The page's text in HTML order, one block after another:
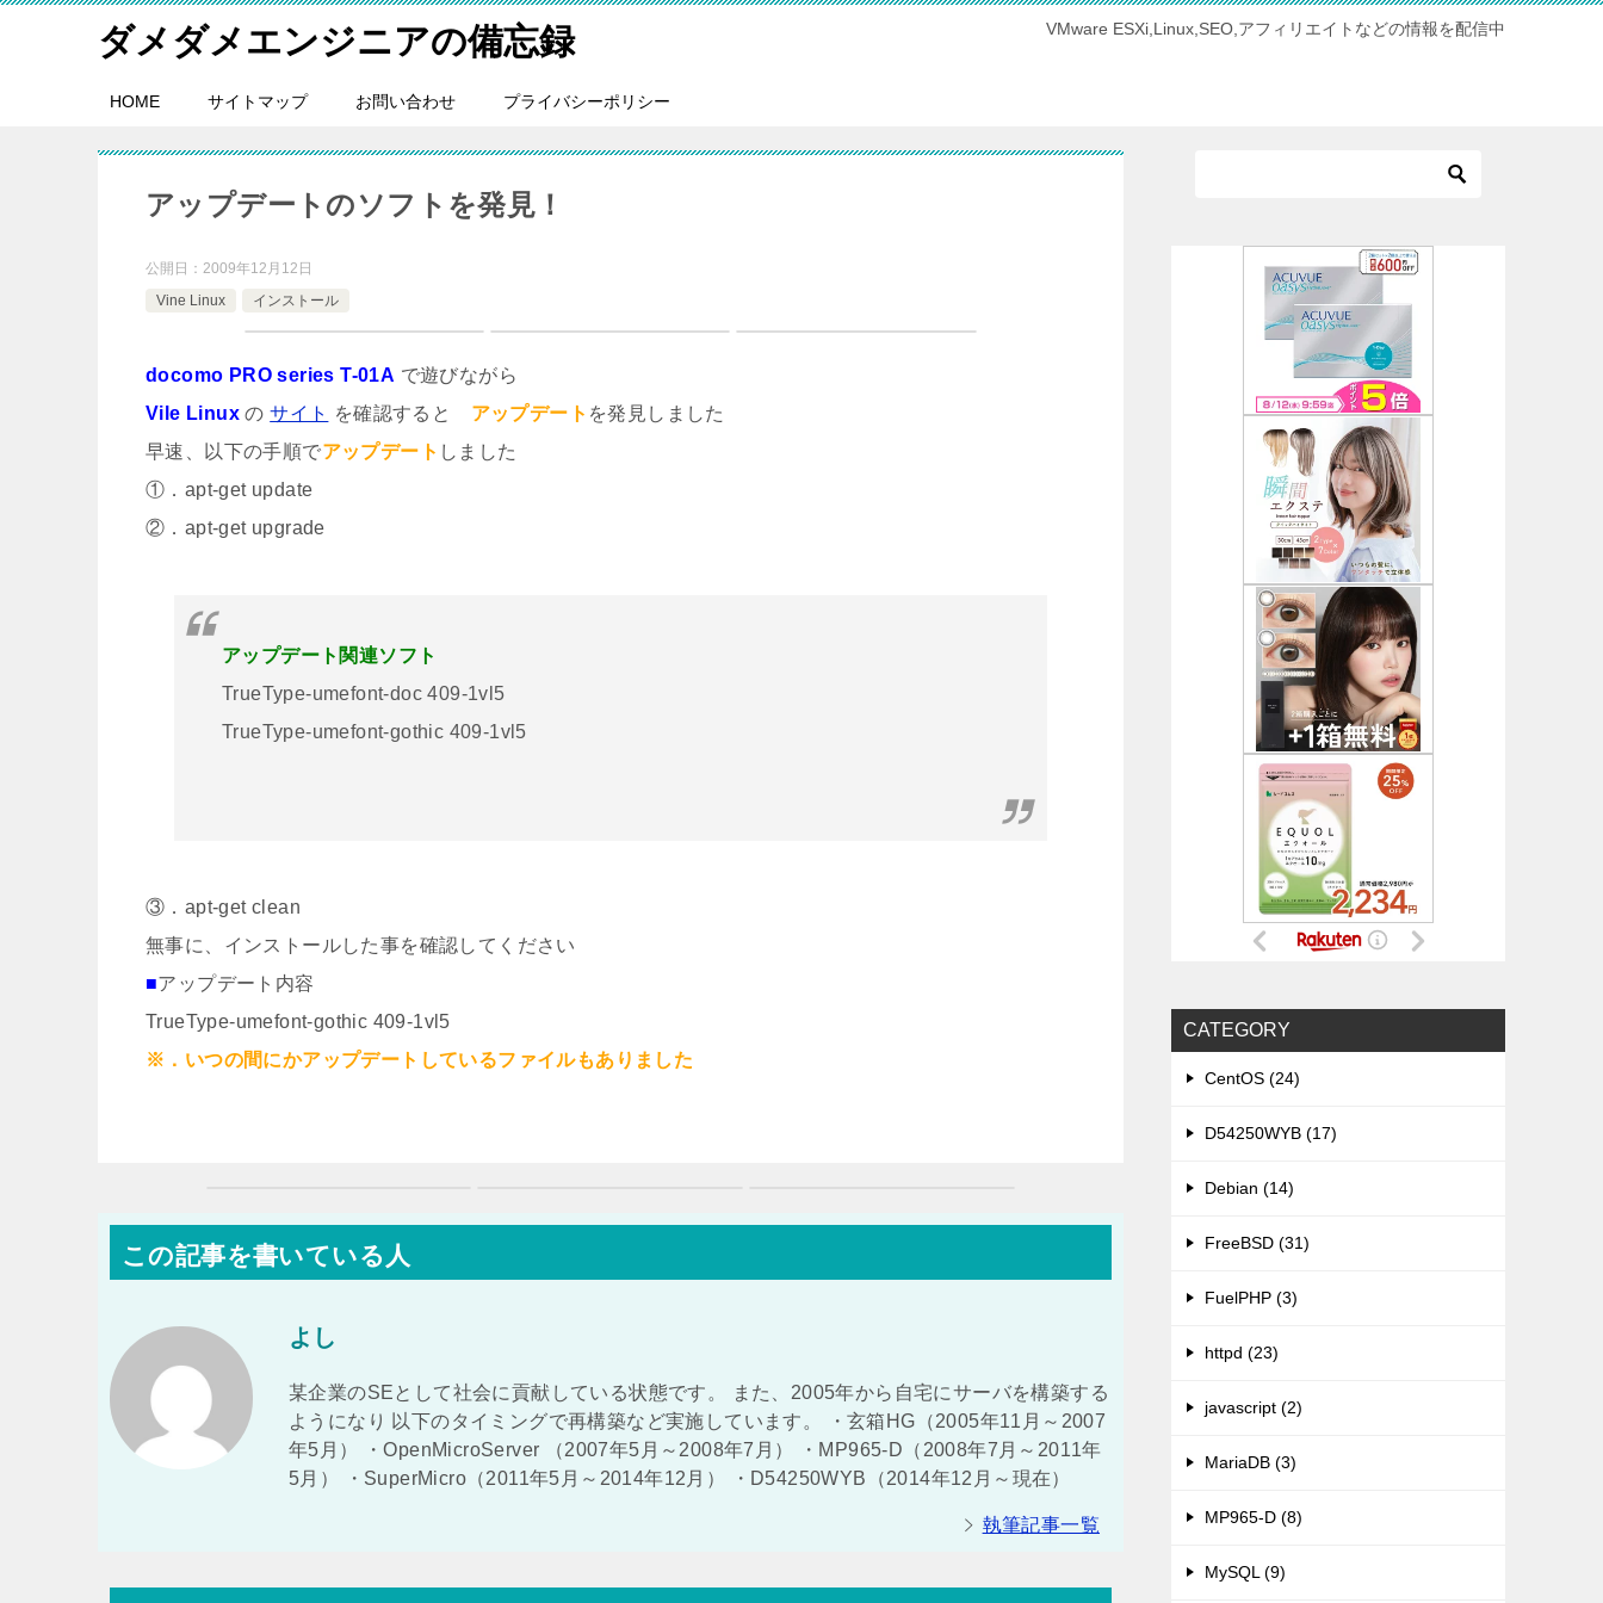
ダメダメエンジニアの備忘録 VMware ESXi,Linux,SEO,アフィリエイトなどの情報を配信中
HOME サイトマップ お問い合わせ プライバシーポリシー
アップデートのソフトを発見！
公開日： 2009年12月12日
Vine Linux
インストール
docomo PRO series T-01A で遊びながら
Vile Linux のサイト を確認すると アップデート を発見しました
早速、以下の手順でアップデート しました
①．apt-get update
②．apt-get upgrade
アップデート関連ソフト
TrueType-umefont-doc 409-1vl5
TrueType-umefont-gothic 409-1vl5
③．apt-get clean
無事に、インストールした事を確認してください
■アップデート内容
TrueType-umefont-gothic 409-1vl5
※．いつの間にかアップデートしているファイルもありました
この記事を書いている人
よし
某企業のSEとして社会に貢献している状態です。 また、2005年から自宅にサーバを構築する
ようになり 以下のタイミングで再構築など実施しています。 ・玄箱HG（2005年11月～2007
年5月） ・OpenMicroServer （2007年5月～2008年7月） ・MP965-D（2008年7月～2011年
5月） ・SuperMicro（2011年5月～2014年12月） ・D54250WYB（2014年12月～現在）
執筆記事一覧
CATEGORY
CentOS (24)
D54250WYB (17)
Debian (14)
FreeBSD (31)
FuelPHP (3)
httpd (23)
javascript (2)
MariaDB (3)
MP965-D (8)
MySQL (9)